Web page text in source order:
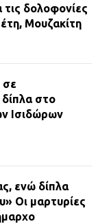
τις δολοφονίες
Μουζακίτη
σε
στο
Ισιδώρων
ενώ δίπλα
Οι μαρτυρίες